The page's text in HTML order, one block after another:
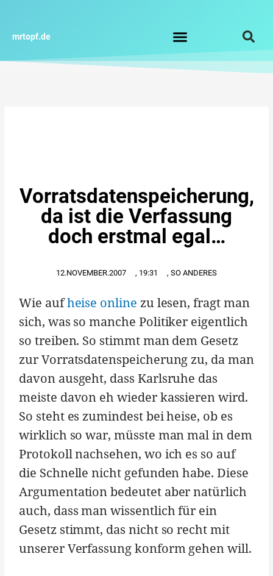
springen
mrtopf.de
Vorratsdatenspeicherung,
da ist die Verfassung
doch erstmal egal…
12.NOVEMBER.2007 , 19:31 , SO ANDERES
Wie aufheise online zu lesen, fragt man
sich, was so manche Politiker eigentlich
so treiben. So stimmt man dem Gesetz
zur Vorratsdatenspeicherung zu, da man
davon ausgeht, dass Karlsruhe das
meiste davon eh wieder kassieren wird.
So steht es zumindest bei heise, ob es
wirklich so war, müsste man mal in dem
Protokoll nachsehen, wo ich es so auf
die Schnelle nicht gefunden habe. Diese
Argumentation bedeutet aber natürlich
auch, dass man wissentlich für ein
Gesetz stimmt, das nicht so recht mit
unserer Verfassung konform gehen will.